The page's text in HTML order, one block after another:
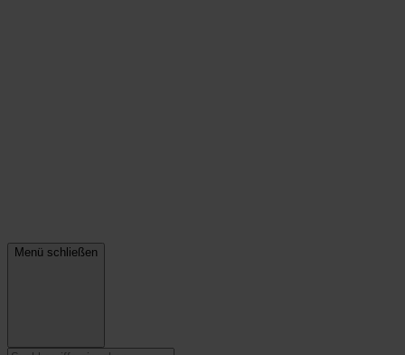
Menü schließen